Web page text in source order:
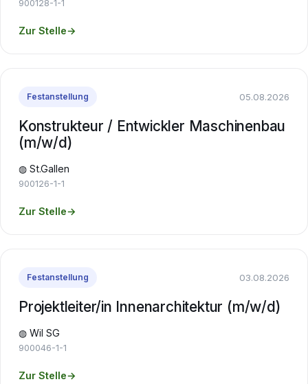
900128-1-1
Zur Stelle→
Festanstellung 05.08.2026
Konstrukteur / Entwickler Maschinenbau
(m/w/d)
◍ St.Gallen
900126-1-1
Zur Stelle→
Festanstellung 03.08.2026
Projektleiter/in Innenarchitektur (m/w/d)
◍ Wil SG
900046-1-1
Zur Stelle→